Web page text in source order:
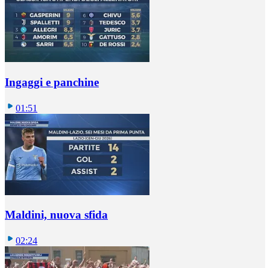
Ingaggi e panchine
01:51
Maldini, nuova sfida
02:24